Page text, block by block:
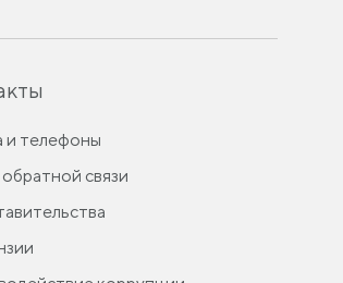
и телефоны
связи